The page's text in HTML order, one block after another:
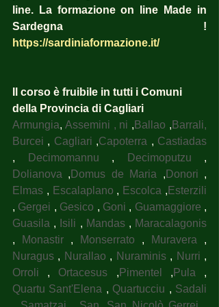
line. La formazione on line Made in
https://sardiniaformazione.it/
Il corso è fruibile in tutti i Comuni
della Provincia di Cagliari
Armungia, Assemini , ni , Ballao , Barrali,
Burcei , Cagliari ,Capoterra , Castiadas
,
Decimomannu , Decimoputzu
Dolianova , Domus de Maria , Donori
Elmas , Escalaplano , Escolca , Esterzili
, Gergei , Gesico , Goni , Guamaggiore
Guasila , Isili , Mandas , Maracalagonis
,
Monastir , Monserrato , Muravera
Nuragus , Nurallao , Nuraminis , Nurri
Orroli , Ortacesus , Pimentel , Pula
Quartu Sant'Elena , Quartucciu , Sadali